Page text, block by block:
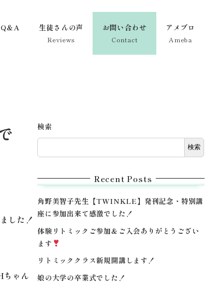
＆A 生徒さんの声
Reviews
お問い合わせ
Contact
アメブロ
Ameba
した！
ちゃん
検索
検索
Recent Posts
角野美智子先生【TWINKLE】発刊記念・特別講
座に参加出来て感激でした！
体験リトミックご参加＆ご入会ありがとうござい
ます
リトミッククラス新規開講します！
娘の大学の卒業式でした！